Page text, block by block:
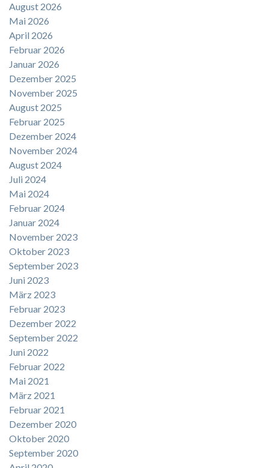
August 2026
Mai 2026
April 2026
Februar 2026
Januar 2026
Dezember 2025
November 2025
August 2025
Februar 2025
Dezember 2024
November 2024
August 2024
Juli 2024
Mai 2024
Februar 2024
Januar 2024
November 2023
Oktober 2023
September 2023
Juni 2023
März 2023
Februar 2023
Dezember 2022
September 2022
Juni 2022
Februar 2022
Mai 2021
März 2021
Februar 2021
Dezember 2020
Oktober 2020
September 2020